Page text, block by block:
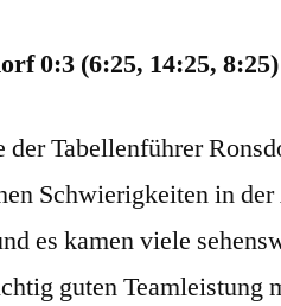
0:3 (6:25, 14:25, 8:25)
Tabellenführer
Schwierigkeiten in der
es kamen viele
guten Teamleistung